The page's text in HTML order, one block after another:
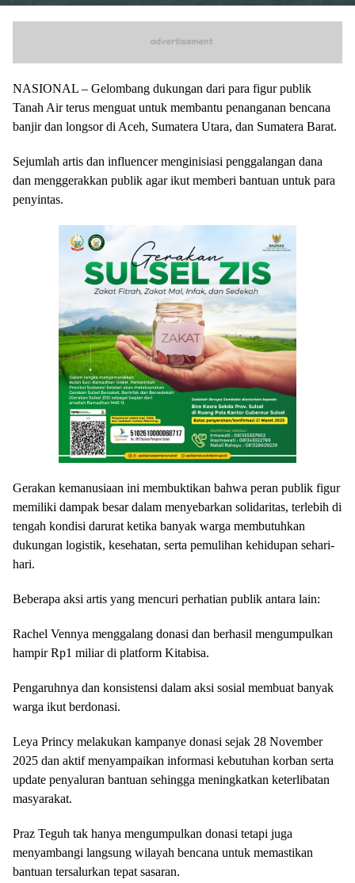
NASIONAL – Gelombang dukungan dari para figur publik
Tanah Air terus menguat untuk membantu penanganan bencana
banjir dan longsor di Aceh, Sumatera Utara, dan Sumatera Barat.
Sejumlah artis dan influencer menginisiasi penggalangan dana
dan menggerakkan publik agar ikut memberi bantuan untuk para
penyintas.
Gerakan kemanusiaan ini membuktikan bahwa peran publik figur
memiliki dampak besar dalam menyebarkan solidaritas, terlebih di
tengah kondisi darurat ketika banyak warga membutuhkan
dukungan logistik, kesehatan, serta pemulihan kehidupan sehari-
hari.
Beberapa aksi artis yang mencuri perhatian publik antara lain:
Rachel Vennya menggalang donasi dan berhasil mengumpulkan
hampir Rp1 miliar di platform Kitabisa.
Pengaruhnya dan konsistensi dalam aksi sosial membuat banyak
warga ikut berdonasi.
Leya Princy melakukan kampanye donasi sejak 28 November
2025 dan aktif menyampaikan informasi kebutuhan korban serta
update penyaluran bantuan sehingga meningkatkan keterlibatan
masyarakat.
Praz Teguh tak hanya mengumpulkan donasi tetapi juga
menyambangi langsung wilayah bencana untuk memastikan
bantuan tersalurkan tepat sasaran.